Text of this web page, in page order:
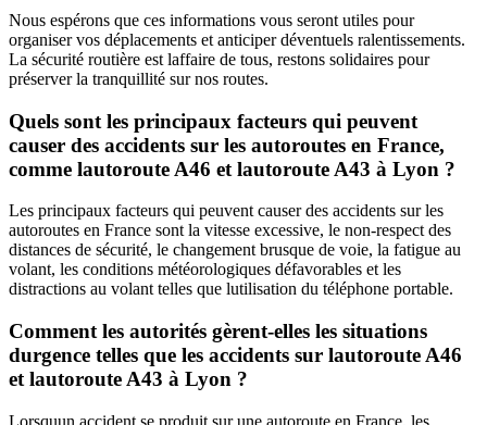
Nous espérons que ces informations vous seront utiles pour
organiser vos déplacements et anticiper déventuels ralentissements.
La sécurité routière est laffaire de tous, restons solidaires pour
préserver la tranquillité sur nos routes.
Quels sont les principaux facteurs qui peuvent
causer des accidents sur les autoroutes en France,
comme lautoroute A46 et lautoroute A43 à Lyon ?
Les principaux facteurs qui peuvent causer des accidents sur les
autoroutes en France sont la vitesse excessive, le non-respect des
distances de sécurité, le changement brusque de voie, la fatigue au
volant, les conditions météorologiques défavorables et les
distractions au volant telles que lutilisation du téléphone portable.
Comment les autorités gèrent-elles les situations
durgence telles que les accidents sur lautoroute A46
et lautoroute A43 à Lyon ?
Lorsquun accident se produit sur une autoroute en France, les